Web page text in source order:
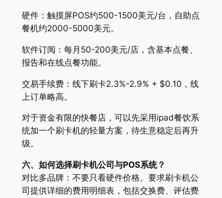
硬件：触摸屏POS约500-1500美元/台，自助点
餐机约2000-5000美元。
软件订阅：每月50-200美元/店，含基本点餐、
报告和在线点餐功能。
交易手续费：线下刷卡2.3%-2.9% + $0.10，线
上订单略高。
对于资金有限的快餐店，可以先采用ipad餐饮系
统加一个刷卡机的轻量方案，待生意稳定后再升
级。
六、如何选择刷卡机公司与POS系统？
对比多品牌：不要只看硬件价格。要求刷卡机公
司提供详细的费用明细表，包括交换费、评估费